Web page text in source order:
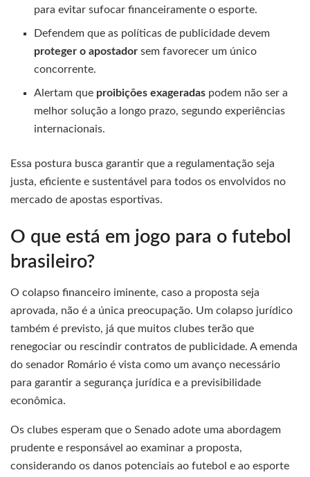
para evitar sufocar financeiramente o esporte.
Defendem que as políticas de publicidade devem
proteger o apostador sem favorecer um único
concorrente.
Alertam que proibições exageradas podem não ser a
melhor solução a longo prazo, segundo experiências
internacionais.
Essa postura busca garantir que a regulamentação seja
justa, eficiente e sustentável para todos os envolvidos no
mercado de apostas esportivas.
O que está em jogo para o futebol
brasileiro?
O colapso financeiro iminente, caso a proposta seja
aprovada, não é a única preocupação. Um colapso jurídico
também é previsto, já que muitos clubes terão que
renegociar ou rescindir contratos de publicidade. A emenda
do senador Romário é vista como um avanço necessário
para garantir a segurança jurídica e a previsibilidade
econômica.
Os clubes esperam que o Senado adote uma abordagem
prudente e responsável ao examinar a proposta,
considerando os danos potenciais ao futebol e ao esporte